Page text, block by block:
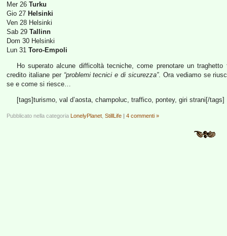
Mer 26 Turku
Gio 27 Helsinki
Ven 28 Helsinki
Sab 29 Tallinn
Dom 30 Helsinki
Lun 31 Toro-Empoli
Ho superato alcune difficoltà tecniche, come prenotare un
credito italiane per “problemi tecnici e di sicurezza”. Ora vediamo se
se e come si riesce…
[tags]turismo, val d’aosta, champoluc, traffico, pontey, giri strani[/tags]
Pubblicato nella categoria LonelyPlanet StillLife | 4 commenti »